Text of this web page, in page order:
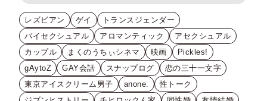
レズビアン ゲイ
トランスジェンダー
バイセクシュアル
アロマンティック
アセクシュアル
カップル
まくのうちぃシネマ 映画
Pickles!
gAytoZ
GAY会話 スナップログ
恋の三十一文字
東京アイスクリーム男子
anone.
性トーク